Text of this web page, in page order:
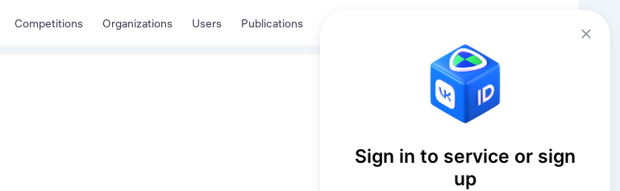
Competitions Organizations Users Publications
Sign in to service or sign
up